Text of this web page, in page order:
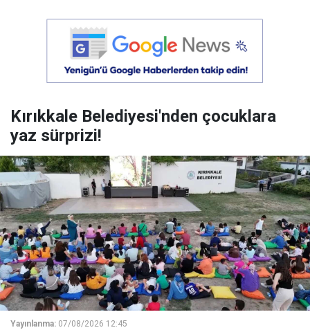
Kırıkkale Belediyesi'nden çocuklara
yaz sürprizi!
Yayınlanma: 07/08/2026 12:45